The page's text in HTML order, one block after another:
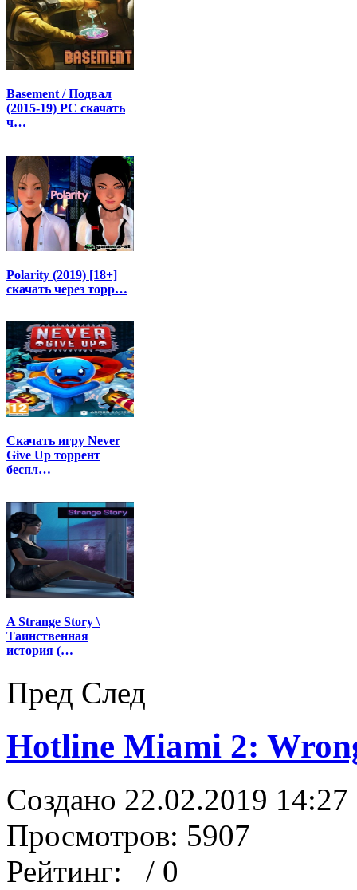
Basement / Подвал
(2015-19) PC скачать
ч…
Polarity (2019) [18+]
скачать через торр…
Скачать игру Never
Give Up торрент
беспл…
A Strange Story \
Таинственная
история (…
Пред След
Hotline Miami 2:
Создано 22.02.2019 14:27
Просмотров: 5907
Рейтинг:
/ 0